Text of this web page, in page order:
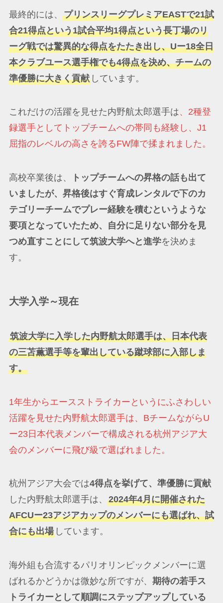
最終的には、 プリンスリーグプレミアEASTで21試
合21得点という1試合平均1得点という長丁場のリ
ーグ戦では驚異的な得点をたたき出し、Uー18全日
本クラブユース選手権でも4得点を決め、チームの
準優勝に大きく貢献しています。
これだけの活躍を見せた内野航太郎選手は、2種登
録選手としてトップチームへの帯同も経験し、J1
屈指のレベルの高さを誇るFW陣で揉まれました。
高校卒業後は、
トップチームへの昇格の話も出て
いましたが、昇格後はすぐ育成レンタルで下のカ
テゴリーチームでプレー経験を積むというような
要項となっていたため、自分に足りない部分を見
つめ直すことにして筑波大学へと進学を決めま
す。
大学入学～現在
筑波大学に入学した内野航太郎選手は、日本代表
の三苫薫選手等を輩出している蹴球部に入部しま
す。
1年生からエースストライカーというにふさわしい
活躍を見せた内野航太郎選手は、BチームながらU
ー23日本代表メンバーで構成される杭州アジア大
会のメンバーに飛び級で選ばれました。
杭州アジア大会では4得点を挙げて、準優勝に貢献
した内野航太郎選手は、 2024年4月に開催された
AFCUー23アジアカップのメンバーにも選ばれ、試
合にも出場しています。
海外組も合流するパリオリンピックメンバーに選
ばれるかどうかは微妙な所ですが、 期待の若手ス
トライカーとして順調にステップアップしている